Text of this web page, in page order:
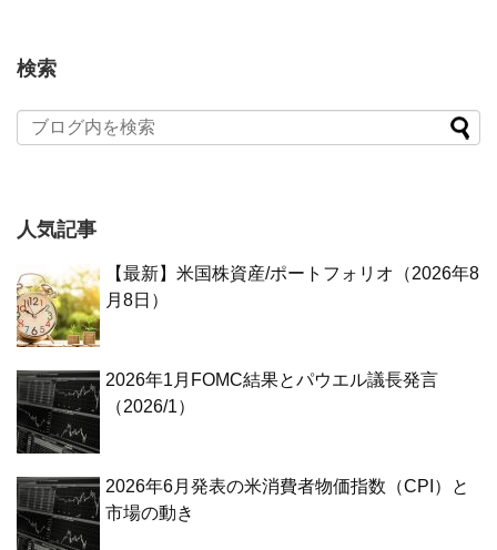
検索
人気記事
【最新】米国株資産/ポートフォリオ（2026年8
月8日）
2026年1月FOMC結果とパウエル議長発言
（2026/1）
2026年6月発表の米消費者物価指数（CPI）と
市場の動き